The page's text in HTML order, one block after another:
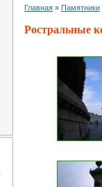
Главная » Памятники
Ростральные